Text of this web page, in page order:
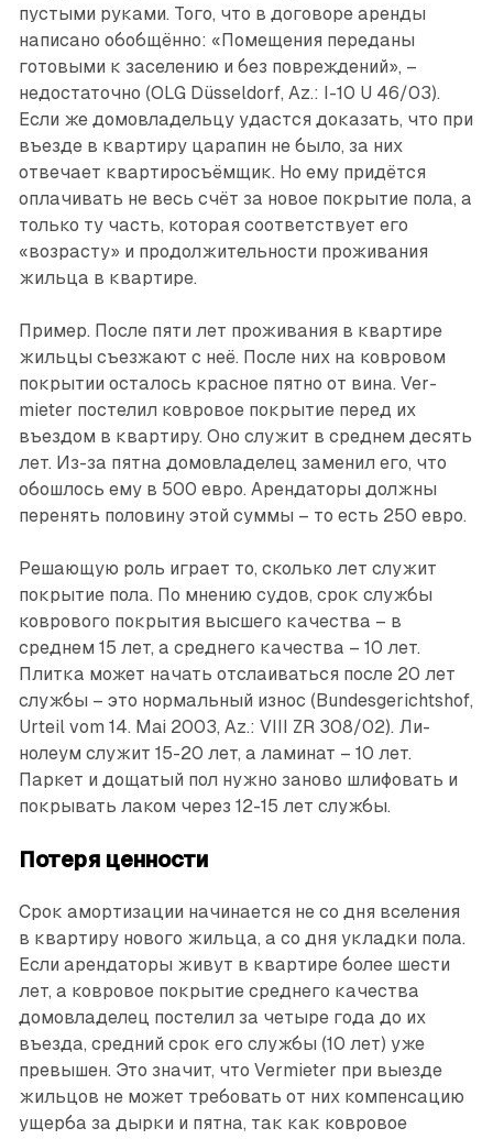
пустыми руками. Того, что в договоре аренды
написано обобщённо: «Помещения переданы
готовыми к заселению и без повреждений», –
недостаточно (OLG Düsseldorf, Az.: I-10 U 46/03).
Если же домовладельцу удастся доказать, что при
въезде в квартиру царапин не было, за них
отвечает квартиросъёмщик. Но ему придётся
оплачивать не весь счёт за новое покрытие пола, а
только ту часть, которая соответствует его
«возрасту» и продолжительности проживания
жильца в квартире.
Пример. После пяти лет проживания в квартире
жильцы съезжают с неё. После них на ковровом
покрытии ­осталось красное пятно от вина. Ver­
mieter постелил ковровое покрытие ­перед их
въездом в квартиру. Оно служит в среднем десять
лет. Из-за пятна домовладелец заменил его, что
обошлось ему в 500 евро. Арендаторы должны
перенять половину этой суммы – то есть 250 евро.
Решающую роль играет то, сколько лет служит
покрытие пола. По мнению судов, срок службы
коврового покрытия высшего качества – в
среднем 15 лет, а среднего качества – 10 лет.
Плитка может начать отслаиваться после 20 лет
службы – это нормальный износ (Bundesgerichtshof,
Urteil vom 14. Mai 2003, Az.: VIII ZR 308/02). Ли­
нолеум служит 15-20 лет, а ламинат – 10 лет.
Паркет и дощатый пол нужно заново шлифовать и
покрывать лаком через 12-15 лет службы.
Потеря ценности
Срок амортизации начинается не со дня вселения
в квартиру нового жильца, а со дня укладки пола.
Если арендаторы живут в квартире более шести
лет, а ковровое покрытие среднего качества
домовладелец постелил за четыре года до их
въезда, средний срок его службы (10 лет) уже
превышен. Это значит, что Vermieter при выезде
жильцов не может требовать от них компенсацию
ущерба за дырки и пятна, так как ковровое